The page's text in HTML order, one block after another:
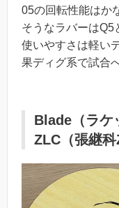
05の回転性能はか
そうなラバーはQ5
使いやすさは軽い
果ディグ系で試合
Blade（ラケ
ZLC（張継科